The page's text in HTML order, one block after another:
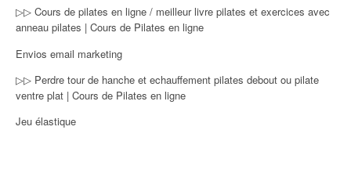
▷▷ Cours de pilates en ligne / meilleur livre pilates et exercices avec
anneau pilates | Cours de Pilates en ligne
Envios email marketing
▷▷ Perdre tour de hanche et echauffement pilates debout ou pilate
ventre plat | Cours de Pilates en ligne
Jeu élastique